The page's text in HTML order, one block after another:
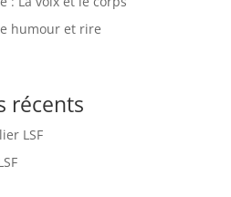
humour et rire
récents
LSF